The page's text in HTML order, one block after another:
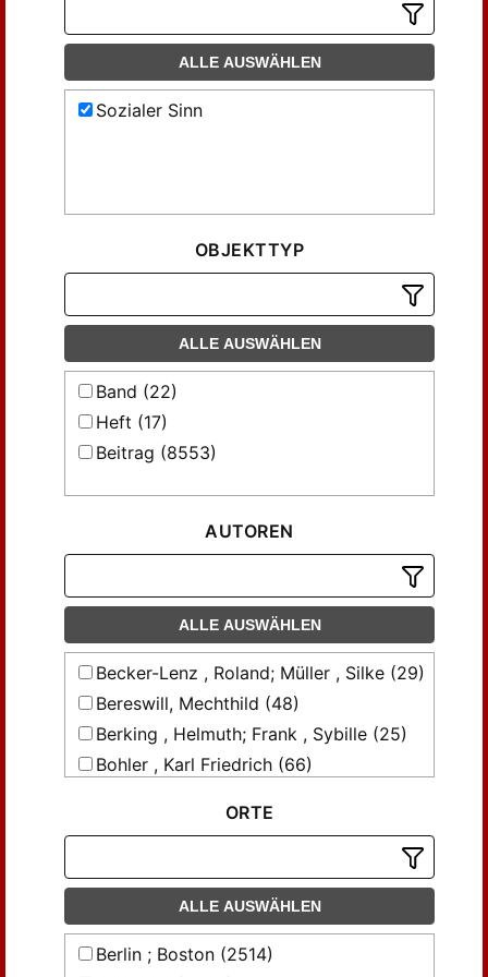
ALLE AUSWÄHLEN
Sozialer Sinn
OBJEKTTYP
ALLE AUSWÄHLEN
Band (22)
Heft (17)
Beitrag (8553)
AUTOREN
ALLE AUSWÄHLEN
Becker-Lenz , Roland; Müller , Silke (29)
Bereswill, Mechthild (48)
Berking , Helmuth; Frank , Sybille (25)
Bohler , Karl Friedrich (66)
Bohmann, Ulf; Lindner, Diana (29)
Brandt, Stefan; Böhnke, Petra (35)
Brumlik, Micha (38)
Coray, Renata; Acklin Muji, Dunya (27)
ORTE
ALLE AUSWÄHLEN
Berlin ; Boston (2514)